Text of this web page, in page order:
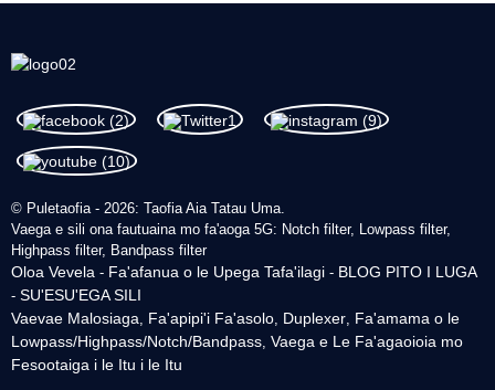
© Puletaofia - 2026: Taofia Aia Tatau Uma.
Vaega e sili ona fautuaina mo fa'aoga 5G: Notch filter, Lowpass filter,
Highpass filter, Bandpass filter
Oloa Vevela - Fa'afanua o le Upega Tafa'ilagi - BLOG PITO I LUGA
-SU'ESU'EGA SILI
Vaevae Malosiaga
Fa'apipi'i Fa'asolo Duplexer Fa'amama o le
Lowpass/Highpass/Notch/Bandpass ,Vaega e Le Fa'agaoioia mo
Fesootaiga i le Itu i le Itu